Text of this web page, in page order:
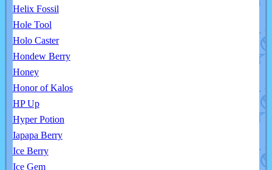
Helix Fossil
Hole Tool
Holo Caster
Hondew Berry
Honey
Honor of Kalos
HP Up
Hyper Potion
Iapapa Berry
Ice Berry
Ice Gem